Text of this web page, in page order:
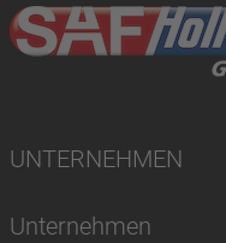
UNTERNEHMEN
Unternehmen